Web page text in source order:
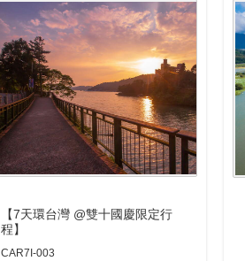
【7天環台灣 @雙十國慶限定行
程】
CAR7I-003